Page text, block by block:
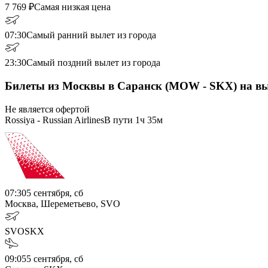
7 769 ₽Самая низкая цена
07:30Самый ранний вылет из города
23:30Самый поздний вылет из города
Билеты из Москвы в Саранск (MOW - SKX) на
Не является офертой
Rossiya - Russian AirlinesВ пути 1ч 35м
07:305 сентября, сб
Москва, Шереметьево, SVO
SVOSKX
09:055 сентября, сб